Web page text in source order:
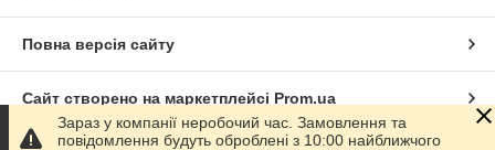
Повна версія сайту
Сайт створено на маркетплейсі Prom.ua
Зараз у компанії неробочий час. Замовлення та
повідомлення будуть оброблені з 10:00 найближчого